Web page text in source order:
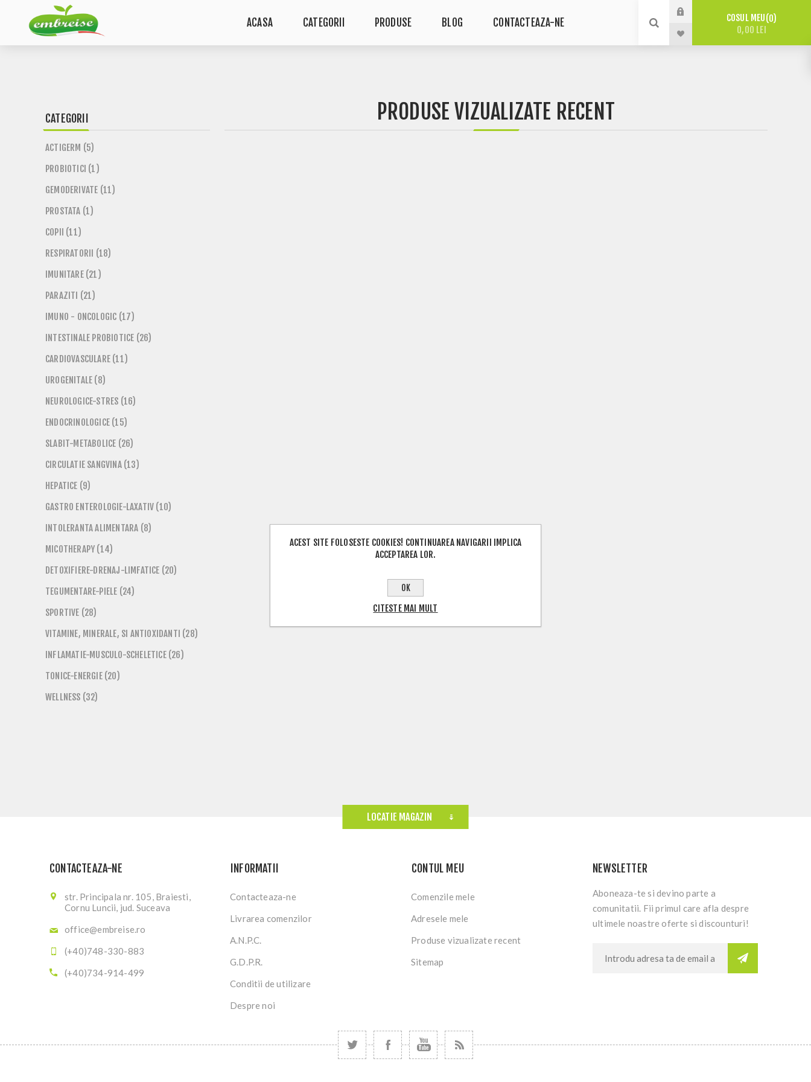
ACASA CATEGORII PRODUSE BLOG CONTACTEAZA-NE COSUL MEU 0
0,00 LEI
PRODUSE VIZUALIZATE RECENT
CATEGORII
ACTIGERM (5)
PROBIOTICI (1)
GEMODERIVATE (11)
PROSTATA (1)
COPII (11)
RESPIRATORII (18)
IMUNITARE (21)
PARAZITI (21)
IMUNO - ONCOLOGIC (17)
INTESTINALE PROBIOTICE (26)
CARDIOVASCULARE (11)
UROGENITALE (8)
NEUROLOGICE-STRES (16)
ENDOCRINOLOGICE (15)
SLABIT-METABOLICE (26)
CIRCULATIE SANGVINA (13)
HEPATICE (9)
GASTRO ENTEROLOGIE-LAXATIV (10)
INTOLERANTA ALIMENTARA (8)
MICOTHERAPY (14)
DETOXIFIERE-DRENAJ-LIMFATICE (20)
TEGUMENTARE-PIELE (24)
SPORTIVE (28)
VITAMINE, MINERALE, SI ANTIOXIDANTI (28)
INFLAMATIE-MUSCULO-SCHELETICE (26)
TONICE-ENERGIE (20)
WELLNESS (32)
LOCATIE MAGAZIN
CONTACTEAZA-NE
str. Principala nr. 105, Braiesti,
Cornu Luncii, jud. Suceava
office@embreise.ro
(+40)748-330-883
(+40)734-914-499
INFORMATII
Contacteaza-ne
Livrarea comenzilor
A.N.P.C.
G.D.P.R.
Conditii de utilizare
Despre noi
CONTUL MEU
Comenzile mele
Adresele mele
Produse vizualizate recent
Sitemap
NEWSLETTER
Aboneaza-te si devino parte a
comunitatii. Fii primul care afla despre
ultimele noastre oferte si discounturi!
ACEST SITE FOLOSESTE COOKIES! CONTINUAREA NAVIGARII IMPLICA
ACCEPTAREA LOR.
OK
CITESTE MAI MULT